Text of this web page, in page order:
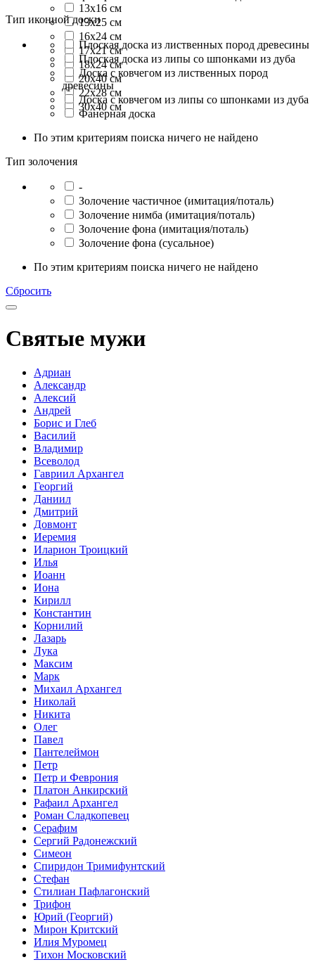
13x16 см
13х25 см
16x24 см
17х21 см
18x24 см
20x40 см
22х28 см
30x40 см
Тип иконной доски
Плоская доска из лиственных пород древесины
Плоская доска из липы со шпонками из дуба
Доска с ковчегом из лиственных пород
древесины
Доска с ковчегом из липы со шпонками из дуба
Фанерная доска
По этим критериям поиска ничего не найдено
Тип золочения
-
Золочение частичное (имитация/поталь)
Золочение нимба (имитация/поталь)
Золочение фона (имитация/поталь)
Золочение фона (сусальное)
По этим критериям поиска ничего не найдено
Сбросить
Святые мужи
Адриан
Александр
Алексий
Андрей
Борис и Глеб
Василий
Владимир
Всеволод
Гавриил Архангел
Георгий
Даниил
Дмитрий
Довмонт
Иеремия
Иларион Троицкий
Илья
Иоанн
Иона
Кирилл
Константин
Корнилий
Лазарь
Лука
Максим
Марк
Михаил Архангел
Николай
Никита
Олег
Павел
Пантелеймон
Петр
Петр и Феврония
Платон Анкирский
Рафаил Архангел
Роман Сладкопевец
Серафим
Сергий Радонежский
Симеон
Спиридон Тримифунтский
Стефан
Стилиан Пафлагонский
Трифон
Юрий (Георгий)
Мирон Критский
Илия Муромец
Тихон Московский